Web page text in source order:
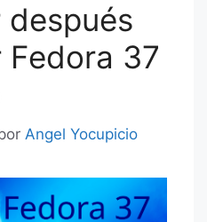
después
37
Angel Yocupicio